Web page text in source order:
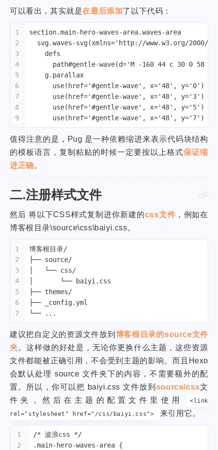
可以看出，其实就是在最后添加了以下代码：
1
2
3
4
5
6
7
8
9
section.main-hero-waves-area.waves-area
svg.waves-svg(xmlns='http://www.w3.org/2000/
    defs
path#gentle-wave(d='M -160 44 c 30 0 58 -
    g.parallax
      use(href='#gentle-wave', x='48', y='0')
      use(href='#gentle-wave', x='48', y='3')
      use(href='#gentle-wave', x='48', y='5')
      use(href='#gentle-wave', x='48', y='7')
值得注意的是，Pug 是一种依赖缩进来表示代码块结构
的模板语言，复制粘贴的时候一定要按以上格式保证缩
进正确。
二.注册样式文件
然后 将以下CSS样式复制进你新建的css文件 ，例如在
博客根目录\source\css\baiyi.css。
1
2
3
4
5
6
7
博客根目录/
├── source/
│   └── css/
│       └── baiyi.css
├── themes/
├── _config.yml
└── ...
建议把自定义的资源文件放到 博客根目录的source文件
夹。这样做的好处是，无论你更换什么主题，这些资源
文件都能被正确引用，不会受到主题的影响。而且Hexo
会默认处理 source 文件夹下的内容，不需要额外的配
置。所以，你可以把 baiyi.css 文件放到 source/css文
件夹，然后在主题的配置文件里使用
<link
rel="stylesheet" href="/css/baiyi.css">
来引用它。
1
2
/* 波浪css */
.main-hero-waves-area {